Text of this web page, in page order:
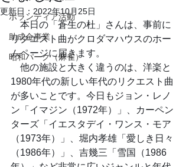
ボランティア活動
助成金事業
昭和パーク（麻雀）
更新日： 2022年10月25日
本日の「蒼生の杜」さんは、事前に
リクエスト曲がクロダマハウスのホー
ムページに届きます。
他の施設と大きく違うのは、洋楽と
1980年代の新しい年代のリクエスト曲
が多いことです。今日もジョン・レノ
ン「イマジン（1972年）」、カーペン
ターズ「イエスタデイ・ワンス・モア
（1973年）」、堀内孝雄「愛しき日々
（1986年）」、吉幾三「雪国（1986